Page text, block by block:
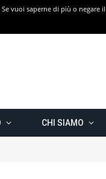
CHI SIAMO
vuoi saperne di più o negare